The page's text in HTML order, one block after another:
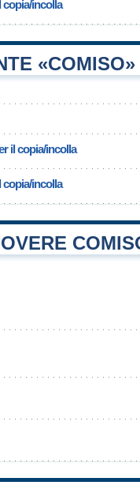
incolla
«COMISO»
il copia/incolla
incolla